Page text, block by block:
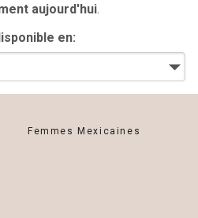
aujourd'hui.
en:
Femmes Mexicaines